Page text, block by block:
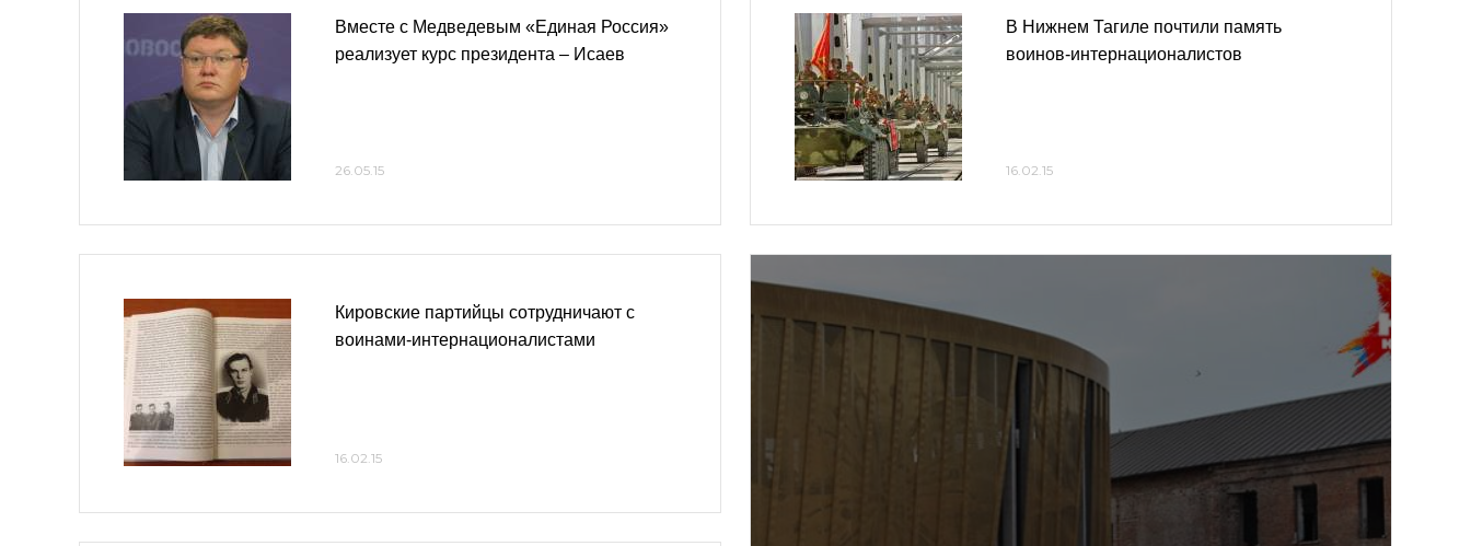
Вместе с Медведевым «Единая Россия»
реализует курс президента – Исаев
26.05.15
В Нижнем Тагиле почтили память
воинов-интернационалистов
16.02.15
Кировские партийцы сотрудничают с
воинами-интернационалистами
16.02.15